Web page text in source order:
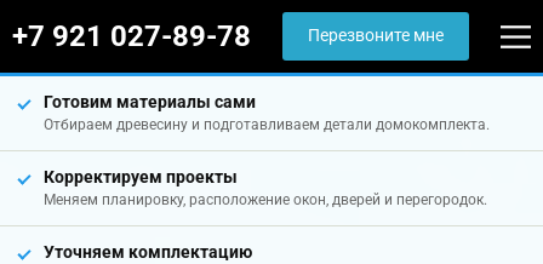
+7 921 027-89-78 Перезвоните мне
Готовим материалы сами
Отбираем древесину и подготавливаем детали домокомплекта.
Корректируем проекты
Меняем планировку, расположение окон, дверей и перегородок.
Уточняем комплектацию